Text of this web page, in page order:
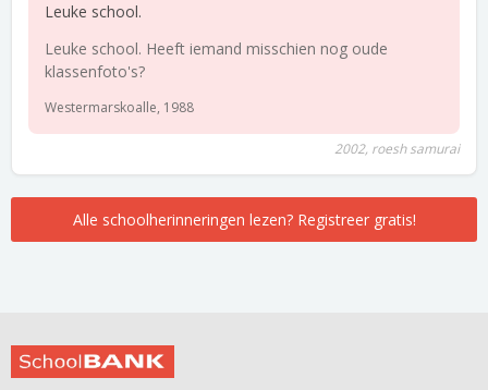
Leuke school.
Leuke school. Heeft iemand misschien nog oude
klassenfoto's?
Westermarskoalle, 1988
2002, roesh samurai
Alle schoolherinneringen lezen? Registreer gratis!